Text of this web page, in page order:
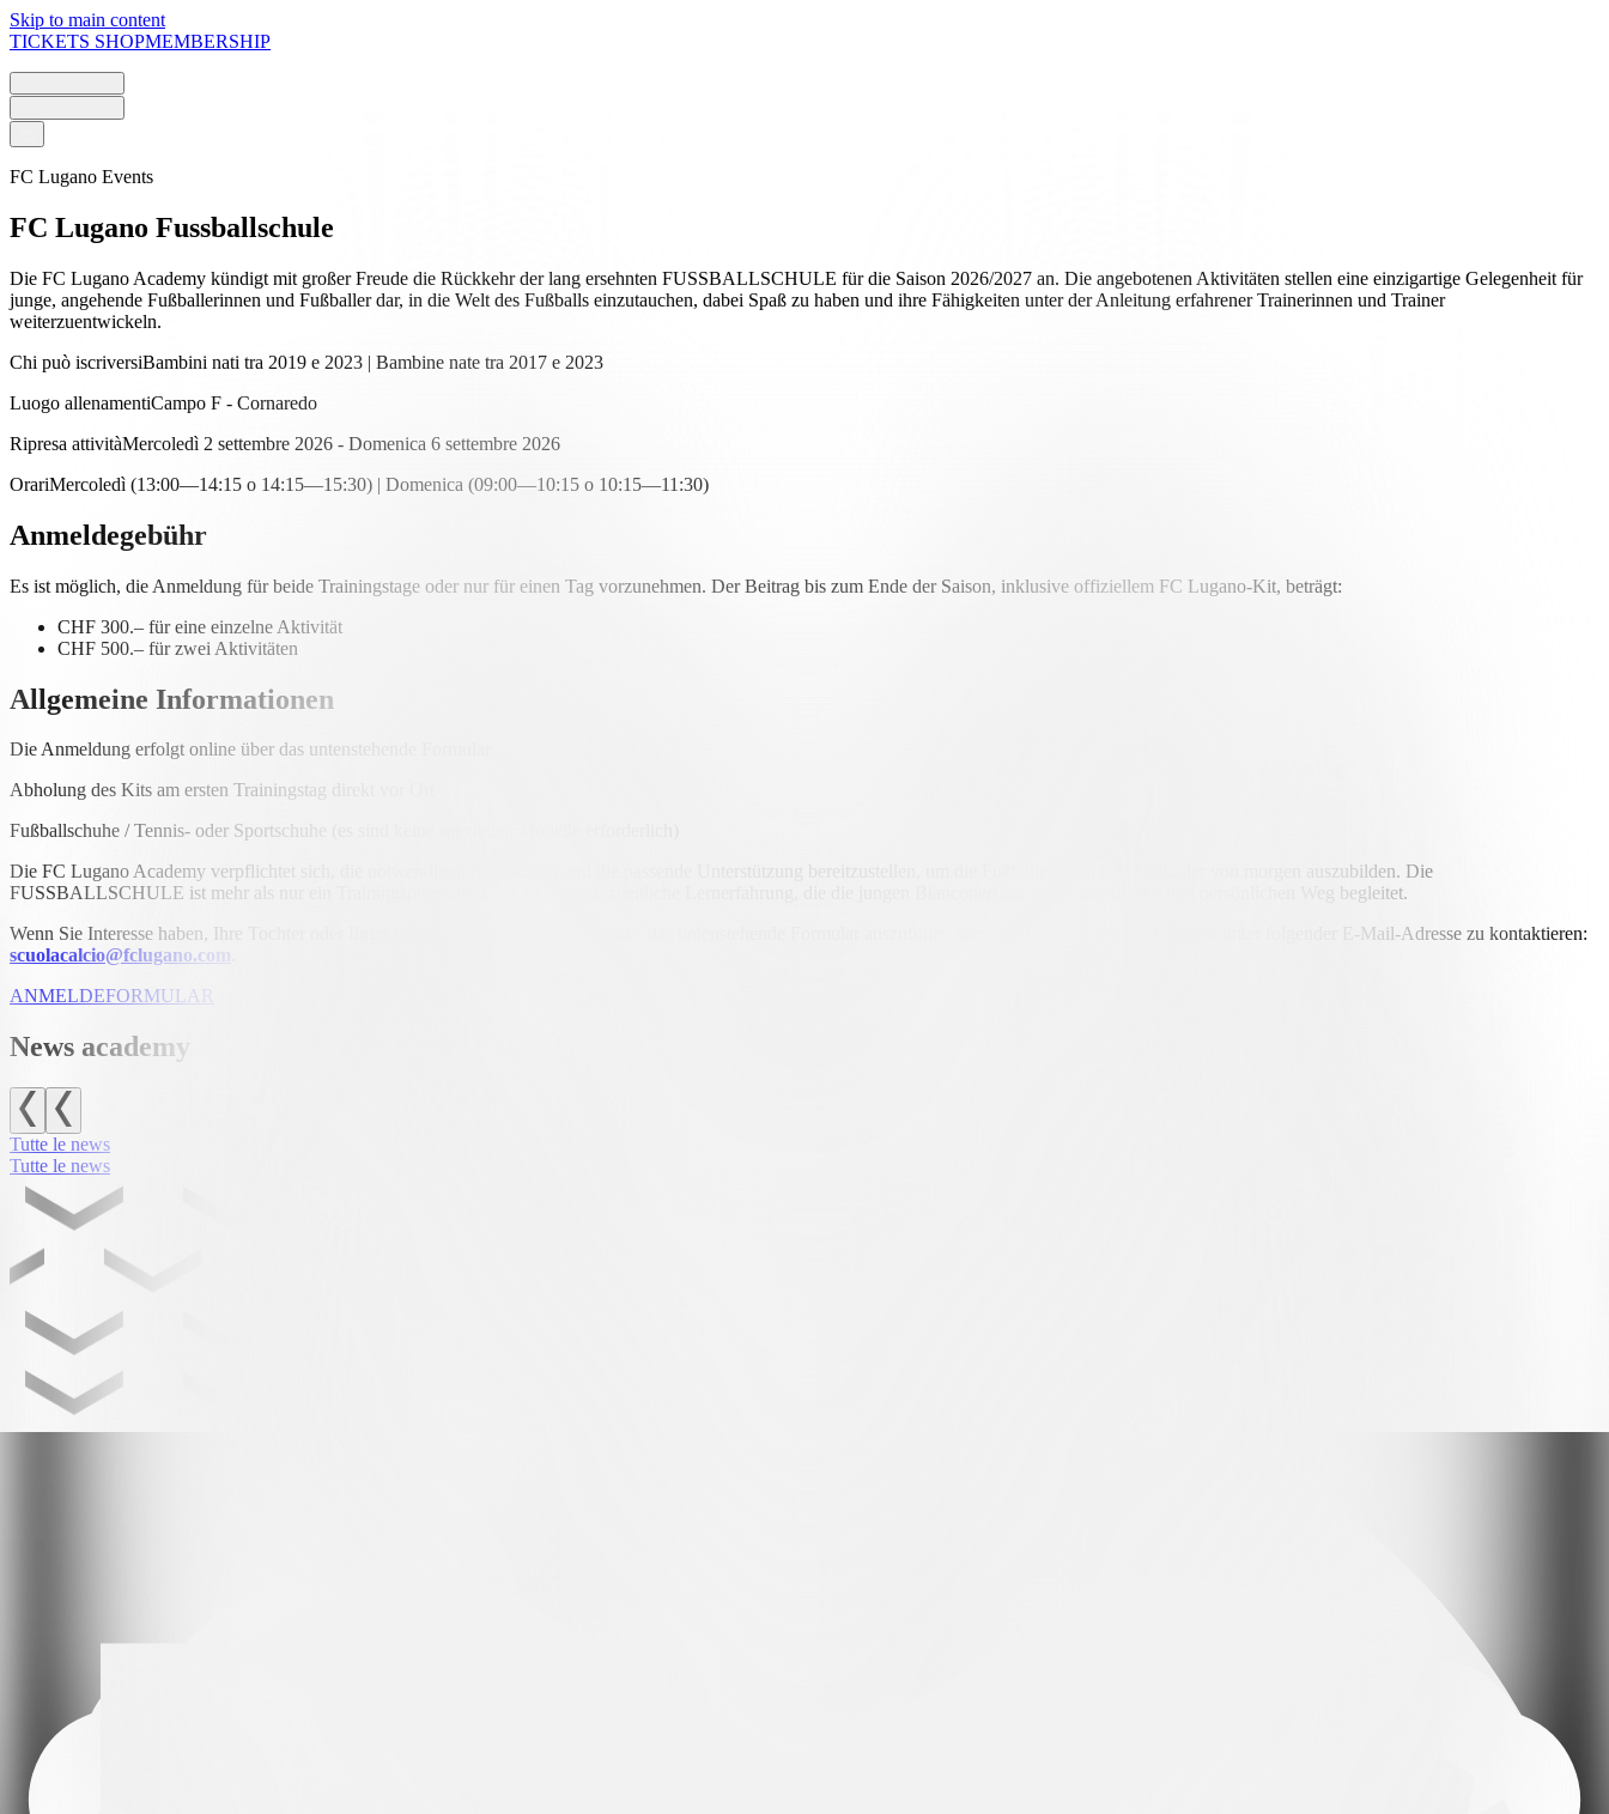
Skip to main content
TICKETS SHOPMEMBERSHIP
FC Lugano Events
FC Lugano Fussballschule
Die FC Lugano Academy kündigt mit großer Freude die Rückkehr der lang ersehnten FUSSBALLSCHULE für die Saison 2026/2027 an. Die angebotenen Aktivitäten stellen eine einzigartige Gelegenheit für
junge, angehende Fußballerinnen und Fußballer dar, in die Welt des Fußballs einzutauchen, dabei Spaß zu haben und ihre Fähigkeiten unter der Anleitung erfahrener Trainerinnen und Trainer
weiterzuentwickeln.
Chi può iscriversiBambini nati tra 2019 e 2023 | Bambine nate tra 2017 e 2023
Luogo allenamentiCampo F - Cornaredo
Ripresa attivitàMercoledì 2 settembre 2026 - Domenica 6 settembre 2026
OrariMercoledì (13:00—14:15 o 14:15—15:30) | Domenica (09:00—10:15 o 10:15—11:30)
Anmeldegebühr
Es ist möglich, die Anmeldung für beide Trainingstage oder nur für einen Tag vorzunehmen. Der Beitrag bis zum Ende der Saison, inklusive offiziellem FC Lugano-Kit, beträgt:
CHF 300.– für eine einzelne Aktivität
CHF 500.– für zwei Aktivitäten
Allgemeine Informationen
Die Anmeldung erfolgt online über das untenstehende Formular
Abholung des Kits am ersten Trainingstag direkt vor Ort
Fußballschuhe / Tennis- oder Sportschuhe (es sind keine speziellen Modelle erforderlich)
Die FC Lugano Academy verpflichtet sich, die notwendigen Ressourcen und die passende Unterstützung bereitzustellen, um die Fußballerinnen und Fußballer von morgen auszubilden. Die
FUSSBALLSCHULE ist mehr als nur ein Trainingsprogramm: Sie ist eine ganzheitliche Lernerfahrung, die die jungen Bianconeri auf ihrem sportlichen und persönlichen Weg begleitet.
Wenn Sie Interesse haben, Ihre Tochter oder Ihren Sohn anzumelden, bitten wir Sie, das untenstehende Formular auszufüllen oder uns für weitere Informationen unter folgender E-Mail-Adresse zu kontaktieren:
scuolacalcio@fclugano.com
ANMELDEFORMULAR
News academy
Tutte le news
Tutte le news